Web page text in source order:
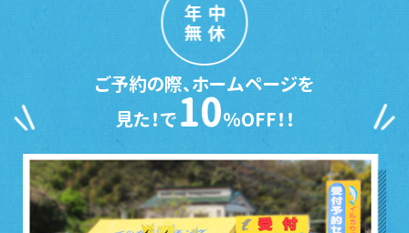
年中
無休
ご予約の際、ホームページを
見た！で10％OFF！！